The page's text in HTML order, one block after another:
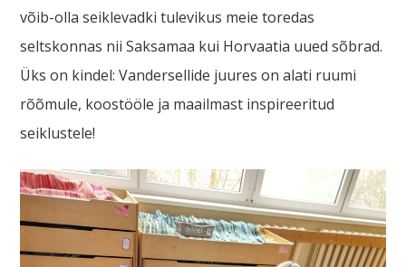
võib-olla seiklevadki tulevikus meie toredas
seltskonnas nii Saksamaa kui Horvaatia uued sõbrad.
Üks on kindel: Vandersellide juures on alati ruumi
rõõmule, koostööle ja maailmast inspireeritud
seiklustele!